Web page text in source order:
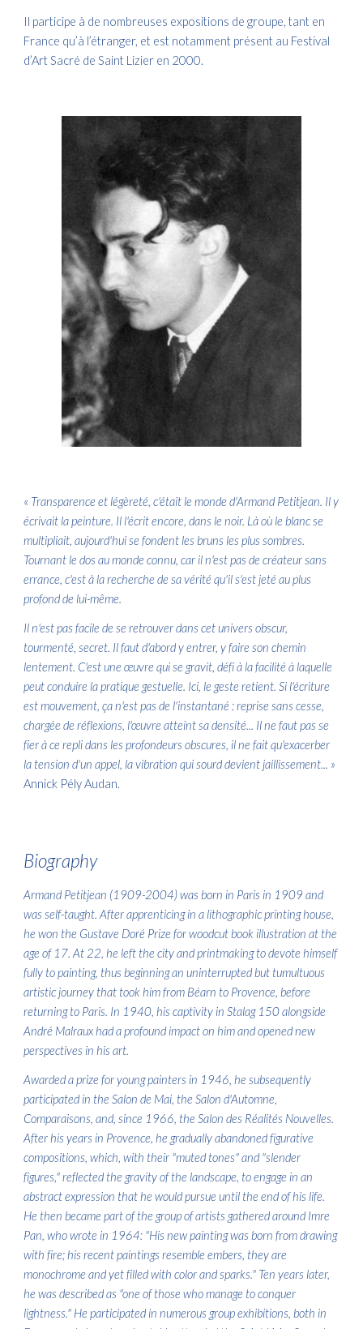
Il participe à de nombreuses expositions de groupe, tant en
France qu’à l’étranger, et est notamment présent au Festival
d’Art Sacré de Saint Lizier en 2000.
« Transparence et légèreté, c'était le monde d'Armand Petitjean. Il y
écrivait la peinture. Il l'écrit encore, dans le noir. Là où le blanc se
multipliait, aujourd'hui se fondent les bruns les plus sombres.
Tournant le dos au monde connu, car il n'est pas de créateur sans
errance, c'est à la recherche de sa vérité qu'il s'est jeté au plus
profond de lui-même.
Il n'est pas facile de se retrouver dans cet univers obscur,
tourmenté, secret. Il faut d'abord y entrer, y faire son chemin
lentement. C'est une œuvre qui se gravit, défi à la facilité à laquelle
peut conduire la pratique gestuelle. Ici, le geste retient. Si l'écriture
est mouvement, ça n'est pas de l'instantané : reprise sans cesse,
chargée de réflexions, l'œuvre atteint sa densité... Il ne faut pas se
fier à ce repli dans les profondeurs obscures, il ne fait qu'exacerber
la tension d'un appel, la vibration qui sourd devient jaillissement... »
Annick Pély Audan.
Biography
Armand Petitjean (1909-2004) was born in Paris in 1909 and
was self-taught. After apprenticing in a lithographic printing house,
he won the Gustave Doré Prize for woodcut book illustration at the
age of 17. At 22, he left the city and printmaking to devote himself
fully to painting, thus beginning an uninterrupted but tumultuous
artistic journey that took him from Béarn to Provence, before
returning to Paris. In 1940, his captivity in Stalag 150 alongside
André Malraux had a profound impact on him and opened new
perspectives in his art.
Awarded a prize for young painters in 1946, he subsequently
participated in the Salon de Mai, the Salon d'Automne,
Comparaisons, and, since 1966, the Salon des Réalités Nouvelles.
After his years in Provence, he gradually abandoned figurative
compositions, which, with their "muted tones" and "slender
figures," reflected the gravity of the landscape, to engage in an
abstract expression that he would pursue until the end of his life.
He then became part of the group of artists gathered around Imre
Pan, who wrote in 1964: "His new painting was born from drawing
with fire; his recent paintings resemble embers, they are
monochrome and yet filled with color and sparks." Ten years later,
he was described as "one of those who manage to conquer
lightness." He participated in numerous group exhibitions, both in